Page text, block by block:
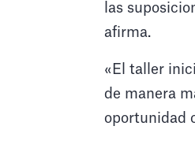
las
afirma.
«El taller
de manera
oportunidad